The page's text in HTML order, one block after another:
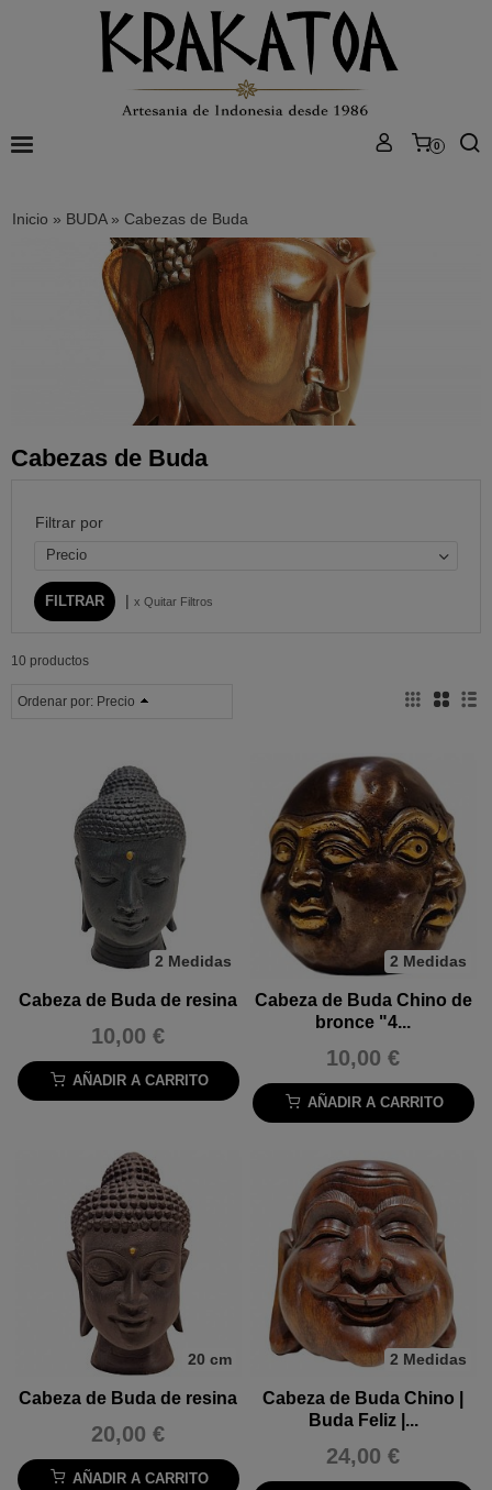
0
Inicio » BUDA» Cabezas de Buda
Cabezas de Buda
Filtrar por
Precio
| x Quitar Filtros
10 productos
Ordenar por: Precio
2 Medidas
Cabeza de Buda de resina
10,00 €
AÑADIR A CARRITO
2 Medidas
Cabeza de Buda Chino de
bronce "4...
10,00 €
AÑADIR A CARRITO
20 cm
Cabeza de Buda de resina
20,00 €
AÑADIR A CARRITO
2 Medidas
Cabeza de Buda Chino |
Buda Feliz |...
24,00 €